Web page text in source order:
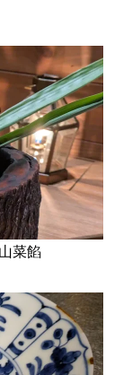
菜餡